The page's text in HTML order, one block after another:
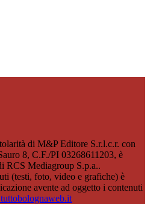
di M&P Editore S.r.l.c.r. con
8, C.F./PI 03268611203, è
RCS Mediagroup S.p.a..
(testi, foto, video e grafiche) è
avente ad oggetto i contenuti